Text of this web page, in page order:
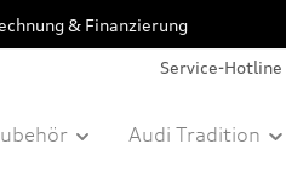
& Finanzierung
Service-Hotline
Audi Tradition